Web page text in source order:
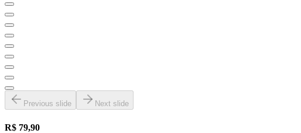
Previous slide Next slide
R$ 79,90